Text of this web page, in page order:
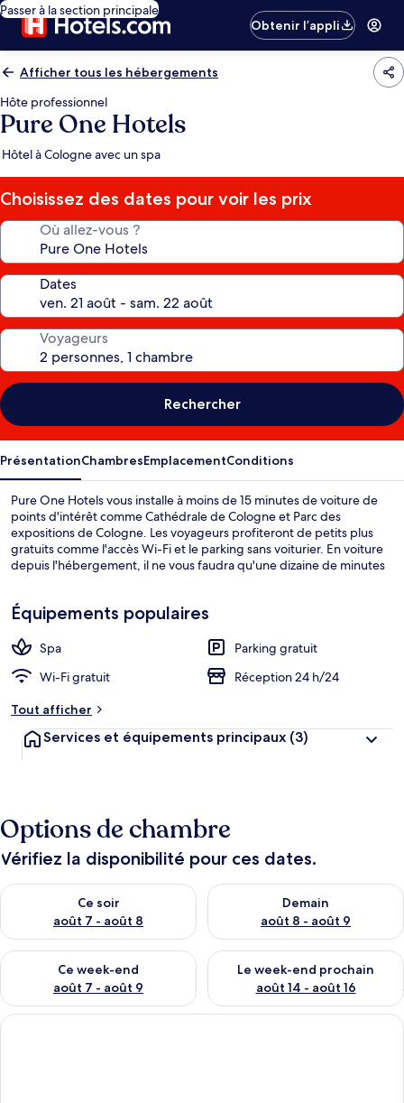
Passer à la section principale
Obtenir l’appli
Afficher tous les hébergements
Hôte professionnel
Pure One Hotels
Hôtel à Cologne avec un spa
Choisissez des dates pour voir les prix
Où allez-vous ?
Dates
Voyageurs
Rechercher
PrésentationChambresEmplacementConditions
Pure One Hotels vous installe à moins de 15 minutes de voiture de
points d'intérêt comme Cathédrale de Cologne et Parc des
expositions de Cologne. Les voyageurs profiteront de petits plus
gratuits comme l'accès Wi-Fi et le parking sans voiturier. En voiture
depuis l'hébergement, il ne vous faudra qu'une dizaine de minutes
distance à pied des transports publics : Station de métro Longerich
à 15 min.
Équipements populaires
Spa
Parking gratuit
Wi-Fi gratuit
Réception 24 h/24
Tout afficher
Services et équipements principaux (3)
Options de chambre
Vérifiez la disponibilité pour ces dates.
Ce soir
août 7 - août 8
Vérifier la disponibilité pour ce soir août 7 - août 8
Demain
août 8 - août 9
Vérifier la disponibilité pour
Ce week-end
août 7 - août 9
Vérifier la disponibilité pour ce week-end août 7 - août 9
Le week-end prochain
août 14 - août 16
Vérifier la disponibilité pour